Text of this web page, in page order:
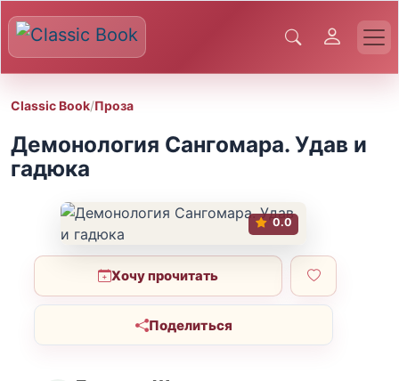
Classic Book/Проза
Демонология Сангомара. Удав и
гадюка
0.0
Хочу прочитать
Поделиться